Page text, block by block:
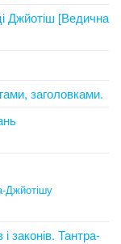
Джйотіш [Ведична
заголовками.
Джйотішу
законів. Тантра-